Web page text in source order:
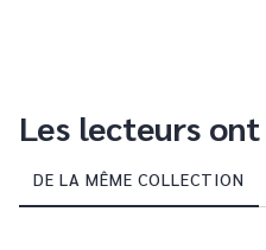
Les lecteurs
DE LA MÊME COLLECTION